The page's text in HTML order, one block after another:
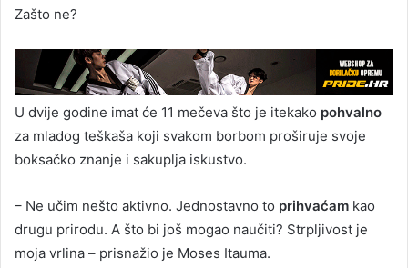
Zašto ne?
U dvije godine imat će 11 mečeva što je itekako pohvalno
za mladog teškaša koji svakom borbom proširuje svoje
boksačko znanje i sakuplja iskustvo.
– Ne učim nešto aktivno. Jednostavno to prihvaćam kao
drugu prirodu. A što bi još mogao naučiti? Strpljivost je
moja vrlina – prisnažio je Moses Itauma.